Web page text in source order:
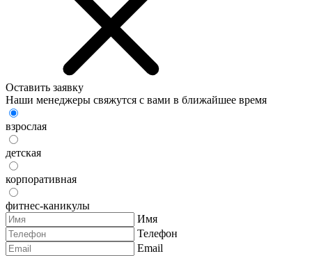
Оставить заявку
Наши менеджеры свяжутся с вами в ближайшее время
взрослая
детская
корпоративная
фитнес-каникулы
Имя
Телефон
Email